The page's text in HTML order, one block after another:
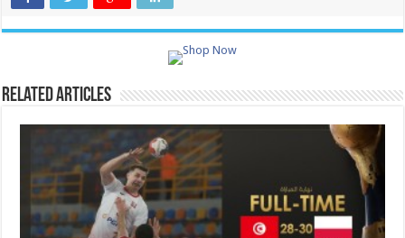
Related Articles